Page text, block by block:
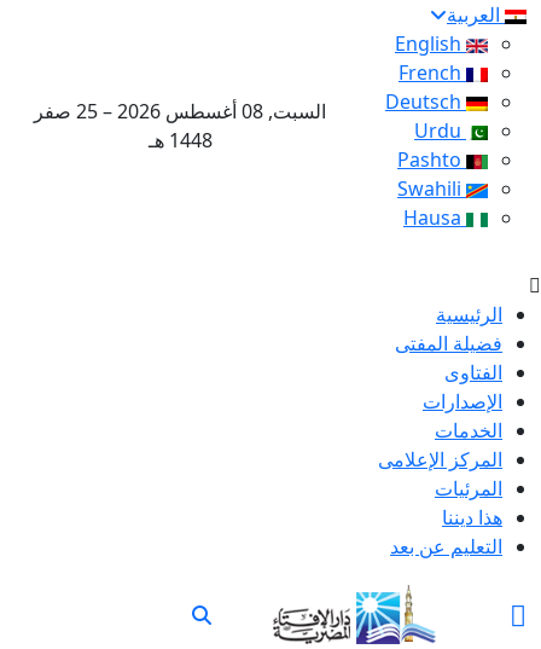
العربية
السبت, 08 أغسطس 2026 – 25 صفر
1448 هـ
الرئيسية
فضيلة المفتى
الفتاوى
الإصدارات
الخدمات
المركز الإعلامى
المرئيات
هذا ديننا
التعليم عن بعد